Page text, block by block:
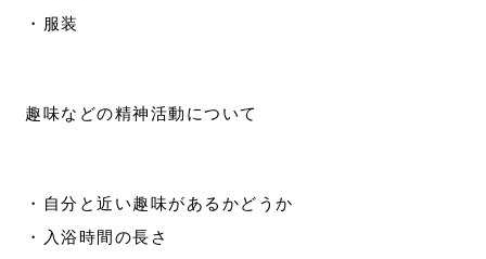
・服装
趣味などの精神活動について
・自分と近い趣味があるかどうか
・入浴時間の長さ